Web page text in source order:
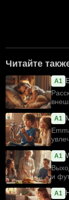
Читайте
A1
A1
A1
и
A1